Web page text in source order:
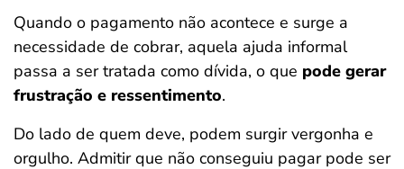
Quando o pagamento não acontece e surge a
necessidade de cobrar, aquela ajuda informal
passa a ser tratada como dívida, o que pode gerar
frustração e ressentimento.
Do lado de quem deve, podem surgir vergonha e
orgulho. Admitir que não conseguiu pagar pode ser